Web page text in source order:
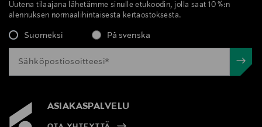
Uutena tilaajana lähetämme sinulle etukoodin, jolla saat 10 %:n
alennuksen normaalihintaisesta kertaostoksesta.
Suomeksi På svenska
ASIAKASPALVELU